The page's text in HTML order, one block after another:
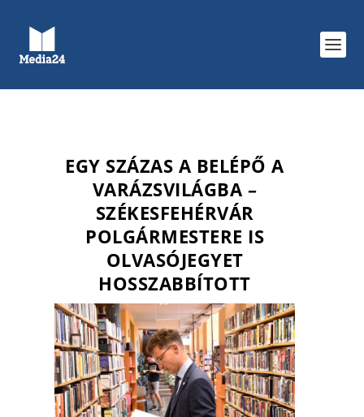
EGY SZÁZAS A BELÉPŐ A
VARÁZSVILÁGBA –
SZÉKESFEHÉRVÁR
POLGÁRMESTERE IS
OLVASÓJEGYET
HOSSZABBÍTOTT